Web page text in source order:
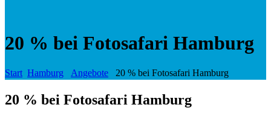
20 % bei Fotosafari Hamburg
Start Hamburg Angebote 20 % bei Fotosafari Hamburg
20 % bei Fotosafari Hamburg